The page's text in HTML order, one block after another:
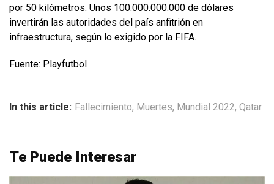
por 50 kilómetros. Unos 100.000.000.000 de dólares
invertirán las autoridades del país anfitrión en
infraestructura, según lo exigido por la FIFA.
Fuente: Playfutbol
In this article: Fallecimiento, Muertes, Mundial 2022, Qatar
Te Puede Interesar